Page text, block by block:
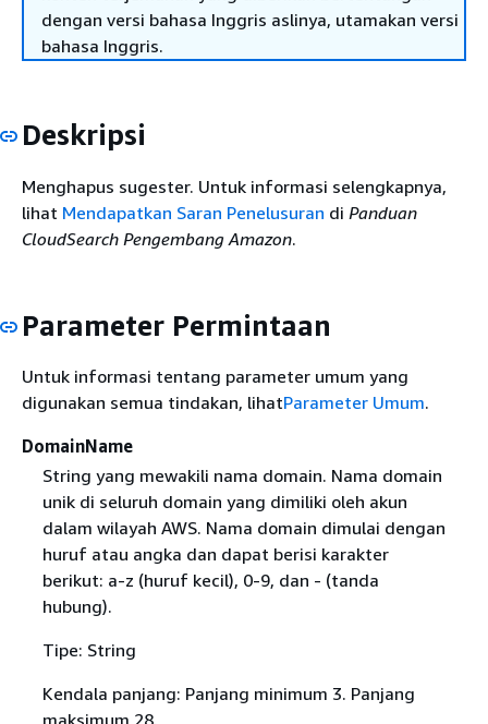
dengan versi bahasa Inggris aslinya, utamakan versi
bahasa Inggris.
Deskripsi
Menghapus sugester. Untuk informasi selengkapnya,
lihat Mendapatkan Saran Penelusuran di Panduan
CloudSearch Pengembang Amazon.
Parameter Permintaan
Untuk informasi tentang parameter umum yang
digunakan semua tindakan, lihatParameter Umum.
DomainName
String yang mewakili nama domain. Nama domain
unik di seluruh domain yang dimiliki oleh akun
dalam wilayah AWS. Nama domain dimulai dengan
huruf atau angka dan dapat berisi karakter
berikut: a-z (huruf kecil), 0-9, dan - (tanda
hubung).
Tipe: String
Kendala panjang: Panjang minimum 3. Panjang